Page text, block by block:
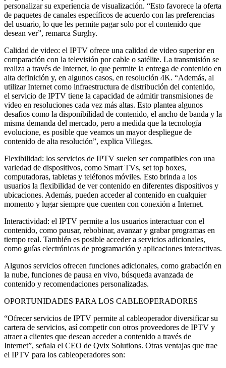
personalizar su experiencia de visualización. “Esto favorece la oferta
de paquetes de canales específicos de acuerdo con las preferencias
del usuario, lo que les permite pagar solo por el contenido que
desean ver”, remarca Surghy.
Calidad de video: el IPTV ofrece una calidad de video superior en
comparación con la televisión por cable o satélite. La transmisión se
realiza a través de Internet, lo que permite la entrega de contenido en
alta definición y, en algunos casos, en resolución 4K. “Además, al
utilizar Internet como infraestructura de distribución del contenido,
el servicio de IPTV tiene la capacidad de admitir transmisiones de
video en resoluciones cada vez más altas. Esto plantea algunos
desafíos como la disponibilidad de contenido, el ancho de banda y la
misma demanda del mercado, pero a medida que la tecnología
evolucione, es posible que veamos un mayor despliegue de
contenido de alta resolución”, explica Villegas.
Flexibilidad: los servicios de IPTV suelen ser compatibles con una
variedad de dispositivos, como Smart TVs, set top boxes,
computadoras, tabletas y teléfonos móviles. Esto brinda a los
usuarios la flexibilidad de ver contenido en diferentes dispositivos y
ubicaciones. Además, pueden acceder al contenido en cualquier
momento y lugar siempre que cuenten con conexión a Internet.
Interactividad: el IPTV permite a los usuarios interactuar con el
contenido, como pausar, rebobinar, avanzar y grabar programas en
tiempo real. También es posible acceder a servicios adicionales,
como guías electrónicas de programación y aplicaciones interactivas.
Algunos servicios ofrecen funciones adicionales, como grabación en
la nube, funciones de pausa en vivo, búsqueda avanzada de
contenido y recomendaciones personalizadas.
OPORTUNIDADES PARA LOS CABLEOPERADORES
“Ofrecer servicios de IPTV permite al cableoperador diversificar su
cartera de servicios, así competir con otros proveedores de IPTV y
atraer a clientes que desean acceder a contenido a través de
Internet”, señala el CEO de Qvix Solutions. Otras ventajas que trae
el IPTV para los cableoperadores son: